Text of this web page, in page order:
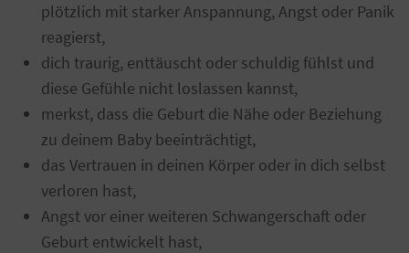
plötzlich mit starker Anspannung, Angst oder Panik
reagierst,
dich traurig, enttäuscht oder schuldig fühlst und
diese Gefühle nicht loslassen kannst,
merkst, dass die Geburt die Nähe oder Beziehung
zu deinem Baby beeinträchtigt,
das Vertrauen in deinen Körper oder in dich selbst
verloren hast,
Angst vor einer weiteren Schwangerschaft oder
Geburt entwickelt hast,